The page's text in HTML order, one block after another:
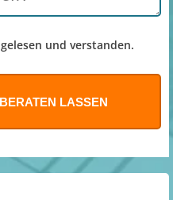
gelesen und verstanden.